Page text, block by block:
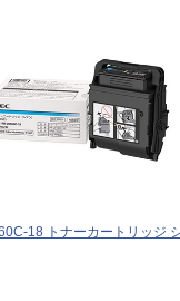
18 トナーカートリッジ